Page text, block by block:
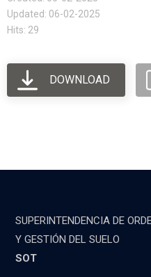
Updated: 06-02-2025
Hits: 29
DOWNLOAD
SUPERINTENDENCIA DE
Y GESTIÓN DEL SUELO
SOT